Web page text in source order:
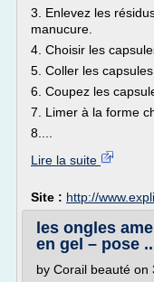
3. Enlevez les
manucure.
4. Choisir les
5. Coller les capsules.
6. Coupez les
7. Limer à la forme
8....
Lire la suite
Site : http://
les ongles
en gel – pose
by Corail beauté on